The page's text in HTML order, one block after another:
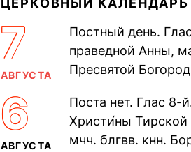
ЦЕРКОВНЫЙ КАЛЕНДАРЬ
7
АВГУСТА
Постный день.
праведной Анны,
Пресвятой
прп. Евпракси́и
6
АВГУСТА
Поста нет. Глас 8-
Христи́ны Тирской
мчч. блгвв. кнн.